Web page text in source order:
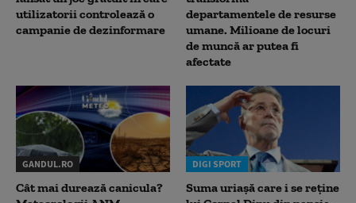
utilizatorii controlează o
campanie de dezinformare
departamentele de resurse
umane. Milioane de locuri
de muncă ar putea fi
afectate
GANDUL.RO
Cât mai durează canicula?
DIGI SPORT
Suma uriașă care i se reține